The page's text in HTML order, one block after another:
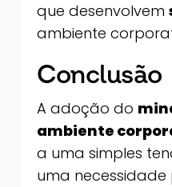
que desenvolvem
ambiente
Conclusão
A adoção do
ambiente
a uma simples
uma